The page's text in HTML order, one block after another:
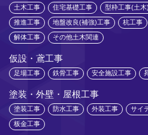
土木工事 住宅基礎工事 型枠工事(土木)
推進工事 地盤改良(補強)工事 杭工事
解体工事 その他土木関連
仮設・鳶工事
足場工事 鉄骨工事 安全施設工事
塗装・外壁・屋根工事
塗装工事 防水工事 外装工事 サイ
板金工事